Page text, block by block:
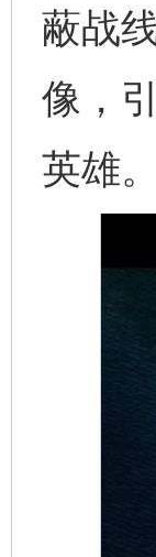
蔽战
像，
英雄。